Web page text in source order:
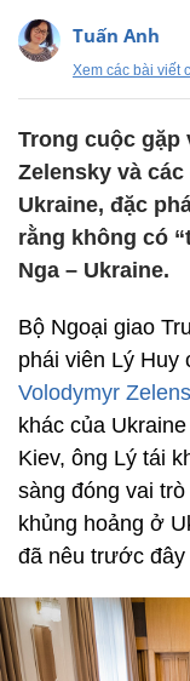
Tuấn Anh
Xem các bài viết
Trong cuộc
Zelensky và
Ukraine, đặc
rằng không có
Nga – Ukraine.
Bộ Ngoại giao
phái viên Lý Huy
Volodymyr
khác của
Kiev, ông Lý tái
sàng đóng vai
khủng hoảng ở
đã nêu trước đây